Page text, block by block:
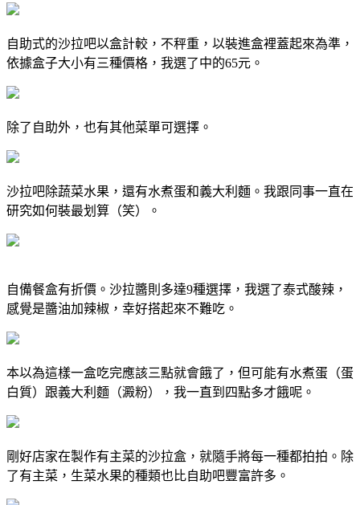
自助式的沙拉吧以盒計較，不秤重，以裝進盒裡蓋起來為準，
依據盒子大小有三種價格，我選了中的65元。
除了自助外，也有其他菜單可選擇。
沙拉吧除蔬菜水果，還有水煮蛋和義大利麵。我跟同事一直在
研究如何裝最划算（笑）。
自備餐盒有折價。沙拉醬則多達9種選擇，我選了泰式酸辣，
感覺是醬油加辣椒，幸好搭起來不難吃。
本以為這樣一盒吃完應該三點就會餓了，但可能有水煮蛋（蛋
白質）跟義大利麵（澱粉），我一直到四點多才餓呢。
剛好店家在製作有主菜的沙拉盒，就隨手將每一種都拍拍。除
了有主菜，生菜水果的種類也比自助吧豐富許多。